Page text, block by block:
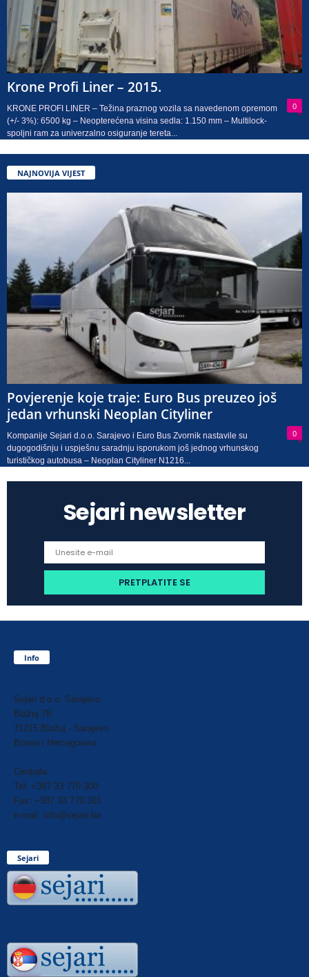
Krone Profi Liner – 2015.
0
KRONE PROFI LINER – Težina praznog vozila sa navedenom opremom
(+/- 3%): 6500 kg – Neopterećena visina sedla: 1.150 mm – Multilock-
spoljni ram za univerzalno osiguranje tereta...
NAJNOVIJA VIJEST
Povjerenje koje traje: Euro Bus preuzeo još
jedan vrhunski Neoplan Cityliner
0
Kompanije Sejari d.o.o. Sarajevo i Euro Bus Zvornik nastavile su
dugogodišnju i uspješnu saradnju isporukom još jednog vrhunskog
turističkog autobusa – Neoplan Cityliner N1216...
Sejari newsletter
Info
Sejari d.o.o. Sarajevo
Blažuj 78,
71215 Blažuj - Sarajevo
Bosna i Hercegovina
Centrala:
Tel: +387 33 770 300
Fax: +387 33 770 301
e-mail: info@sejari.ba
Sejari